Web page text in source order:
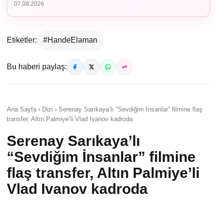
07.08.2026
Etiketler: #HandeElaman
Bu haberi paylaş:
Ana Sayfa › Dizi › Serenay Sarıkaya’lı “Sevdiğim İnsanlar” filmine flaş
transfer, Altın Palmiye’li Vlad Ivanov kadroda
Serenay Sarıkaya’lı
“Sevdiğim İnsanlar” filmine
flaş transfer, Altın Palmiye’li
Vlad Ivanov kadroda